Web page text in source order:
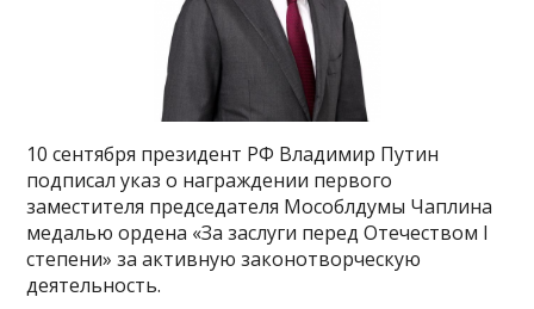
10 сентября президент РФ Владимир Путин
подписал указ о награждении первого
заместителя председателя Мособлдумы Чаплина
медалью ордена «За заслуги перед Отечеством I
степени» за активную законотворческую
деятельность.